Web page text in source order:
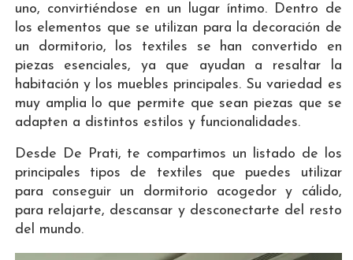
uno, convirtiéndose en un lugar íntimo. Dentro de
los elementos que se utilizan para la decoración de
un dormitorio, los textiles se han convertido en
piezas esenciales, ya que ayudan a resaltar la
habitación y los muebles principales. Su variedad es
muy amplia lo que permite que sean piezas que se
adapten a distintos estilos y funcionalidades.
Desde De Prati, te compartimos un listado de los
principales tipos de textiles que puedes utilizar
para conseguir un dormitorio acogedor y cálido,
para relajarte, descansar y desconectarte del resto
del mundo.